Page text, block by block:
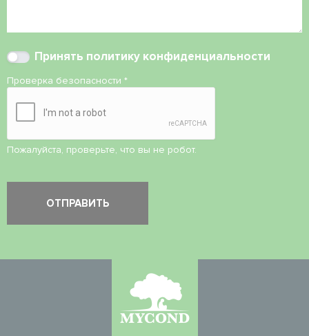
Принять политику конфиденциальности
Проверка безопасности *
Пожалуйста, проверьте, что вы не робот.